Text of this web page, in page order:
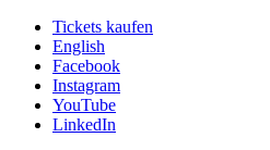
Tickets kaufen
English
Facebook
Instagram
YouTube
LinkedIn